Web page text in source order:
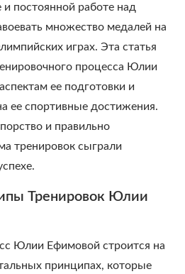
и постоянной работе над
множество медалей на
играх. Эта статья
процесса Юлии
ее подготовки и
ее спортивные достижения.
и правильно
тренировок сыграли
Тренировок Юлии
Юлии Ефимовой строится на
принципах, которые